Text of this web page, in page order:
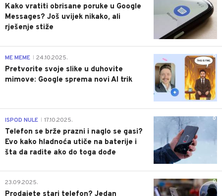
Kako vratiti obrisane poruke u Google
Messages? Još uvijek nikako, ali
rješenje stiže
0
ME MEME 24.10.2025.
Pretvorite svoje slike u duhovite
mimove: Google sprema novi AI trik
0
ISPOD NULE 17.10.2025.
Telefon se brže prazni i naglo se gasi?
Evo kako hladnoća utiče na baterije i
šta da radite ako do toga dođe
0
23.09.2025.